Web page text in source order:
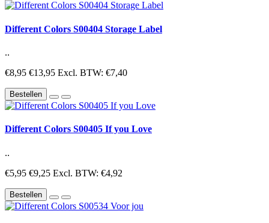
Different Colors S00404 Storage Label
..
€8,95 €13,95 Excl. BTW: €7,40
Bestellen
Different Colors S00405 If you Love
..
€5,95 €9,25 Excl. BTW: €4,92
Bestellen